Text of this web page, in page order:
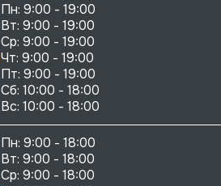
Пн: 9:00 - 19:00
Вт: 9:00 - 19:00
Ср: 9:00 - 19:00
Чт: 9:00 - 19:00
Пт: 9:00 - 19:00
Сб: 10:00 - 18:00
Пн: 9:00 - 18:00
Вт: 9:00 - 18:00
Ср: 9:00 - 18:00